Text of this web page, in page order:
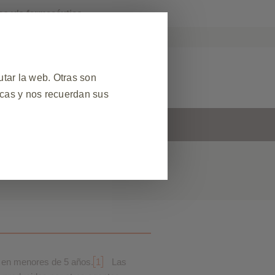
y/o farmacéutico.
Adversa
menores de 5 años. 1
Las
la web. Otras son
y nos recuerdan sus
de sesión durante una
para bloquear o alertarle